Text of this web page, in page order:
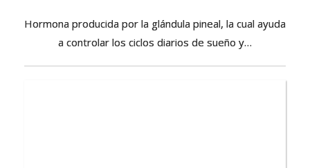
Hormona producida por la glándula pineal, la cual ayuda
a controlar los ciclos diarios de sueño y…